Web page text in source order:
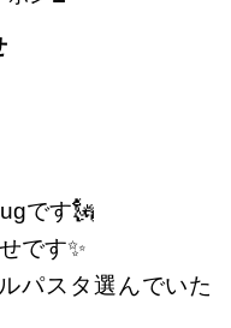
です🗽
です✨
パスタ選んでいた